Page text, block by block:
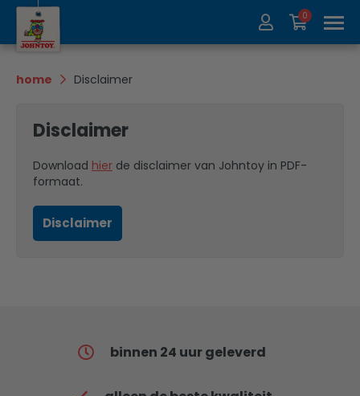
Over ons
0
home Disclaimer
Disclaimer
Download hier de disclaimer van Johntoy in PDF-
formaat.
Disclaimer
binnen 24 uur geleverd